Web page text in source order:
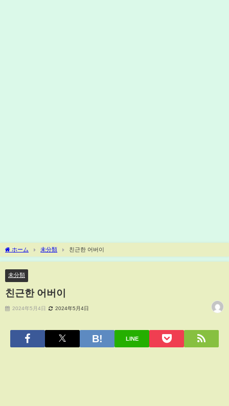
ホーム 未分類 친근한 어버이
未分類
친근한 어버이
2024年5月4日 2024年5月4日
LINE